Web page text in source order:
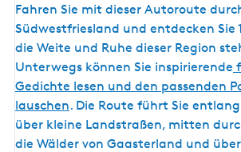
t
r
i
b
e
|
L
i
a
u
m
-
A
u
t
o
Fahren Sie mit dieser Autoroute
Südwestfriesland und entdecken Sie
die Weite und Ruhe dieser Region
Unterwegs können Sie inspirierende
Gedichte lesen und den passenden
lauschen. Die Route führt Sie
über kleine Landstraßen, mitten
die Wälder von Gaasterland und